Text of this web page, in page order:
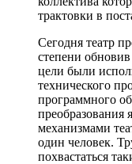
трактовки в
Сегодня театр
степени
цели были
технического
программного
преобразования
механизмами
один человек.
похвастаться